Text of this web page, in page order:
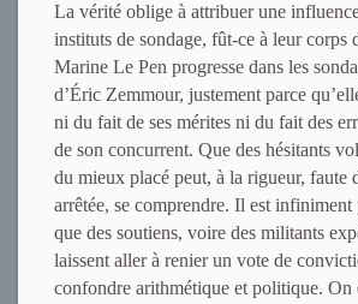
La vérité oblige à attribuer une
instituts de sondage, fût-ce à leur corps
Marine Le Pen progresse dans les
d’Éric Zemmour, justement parce
ni du fait de ses mérites ni du fait des
de son concurrent. Que des hésitants
du mieux placé peut, à la rigueur, faute
arrêtée, se comprendre. Il est
que des soutiens, voire des militants
laissent aller à renier un vote de
confondre arithmétique et politique. On